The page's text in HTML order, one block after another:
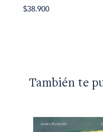
$38.900
También te